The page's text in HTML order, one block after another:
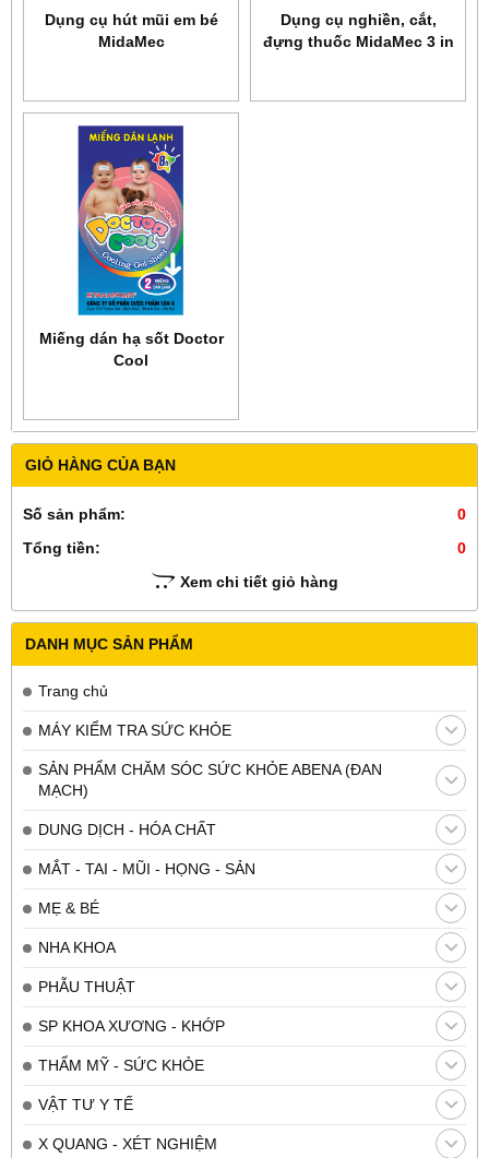
GIỎ HÀNG CỦA BẠN
Số sản phẩm:
0
Tổng tiền:
0
Xem chi tiết giỏ hàng
DANH MỤC SẢN PHẨM
Trang chủ
MÁY KIỂM TRA SỨC KHỎE
SẢN PHẨM CHĂM SÓC SỨC KHỎE ABENA (ĐAN
MẠCH)
DUNG DỊCH - HÓA CHẤT
MẮT - TAI - MŨI - HỌNG - SẢN
MẸ & BÉ
NHA KHOA
PHẪU THUẬT
SP KHOA XƯƠNG - KHỚP
THẨM MỸ - SỨC KHỎE
VẬT TƯ Y TẾ
X QUANG - XÉT NGHIỆM
Dụng cụ hút mũi em bé
MidaMec
Dụng cụ nghiền, cắt,
đựng thuốc MidaMec 3 in
Miếng dán hạ sốt Doctor
Cool